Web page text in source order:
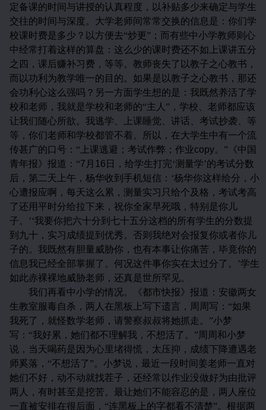
定备课的时间与讲授的认真程度，以补贴多少来确定与学生
交往的时间与深度。大学老师间常常交换的信息是：你们学
校课时费是多少？以方便去“炒更”；而有些中小学教师则心
中经常打着这样的算盘：这么少的课时费还不如上课讲五分
之四，课后赚补习费，等等。教师丧失了以教子之心教书，
而以功利为教学唯一的目的。如果是以教子之心教书，那还
会功利心这么强吗？另一方面学生想的是：我既然养活了学
校和老师，我就是学校和老师的“主人”，学校、老师都应该
让我们随心所欲。我逃学、上课睡觉、讲话、考试抄袭、等
等，你们老师和学校都管不着。所以，在大学生中有一个流
传甚广的口号：“上课逃避；考试作弊；作业copy。”《中国
青年报》报道：“7 月 16 日，给学生打完‘测量学’的考试分数
后，第二天上午，杨华收到手机短信：‘杨华你这样给分，小
心遭报应啊，每天这么累，测量实习只给个及格，考试考高
了还用平时分给拉下来，祝你全家早死哦，特别是你儿
子。’‘我要你把六十分到七十五分这档的所有学生的分数提
到九十，实习成绩提到优秀。否则我绝对会报复你或者你儿
子的。我既然有胆量威胁你，也有本事让你痛苦，毕竟你的
信息我已经全部掌握了。何况这件事你实在太过分了。’学生
如此赤裸裸地威胁老师，还真是世所罕见。
我们再看中小学的情况。《都市快报》报道：安徽两女
生教室服毒自杀，两人在黑板上写下遗言，周周写：“如果
我死了，就怪数学老师，请警察叔叔将她抓走。”小梦
写：“我好累，她们都不理解我，不想活了。”周周和小梦
说，当天喝药是因为心里堵得慌，太压抑，成绩下降遭遇老
师奚落，“不想活了”。小梦说，最近一段时间姜老师一直对
她们不好，动不动就找茬子，还经常以作业没做好为由批评
两人，有时甚至是挖苦。最让她们不能容忍的是，两人座位
一直被安排在很后面，“连黑板上的字都看不清楚”。根据两